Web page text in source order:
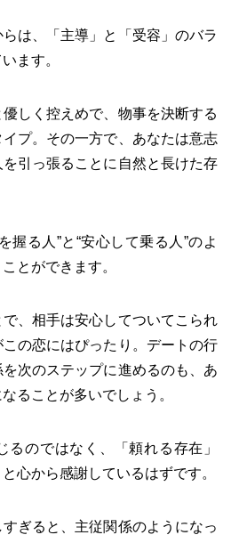
は、「主導」と「受容」のバラ
ます。
しく控えめで、物事を決断する
プ。その一方で、あなたは意志
引っ張ることに自然と長けた存
握る人”と“安心して乗る人”のよ
とができます。
、相手は安心してついてこられ
の恋にはぴったり。デートの行
次のステップに進めるのも、あ
ることが多いでしょう。
るのではなく、「頼れる存在」
心から感謝しているはずです。
ぎると、主従関係のようになっ